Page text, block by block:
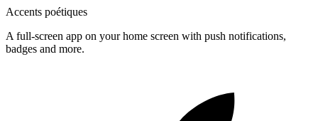
Accents poétiques
A full-screen app on your home screen with push notifications,
badges and more.